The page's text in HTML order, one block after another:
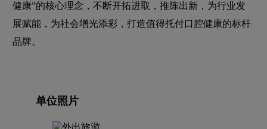
健康”的核心理念，不断开拓进取，推陈出新，为行业发
展赋能，为社会增光添彩，打造值得托付口腔健康的标杆
品牌。
单位照片